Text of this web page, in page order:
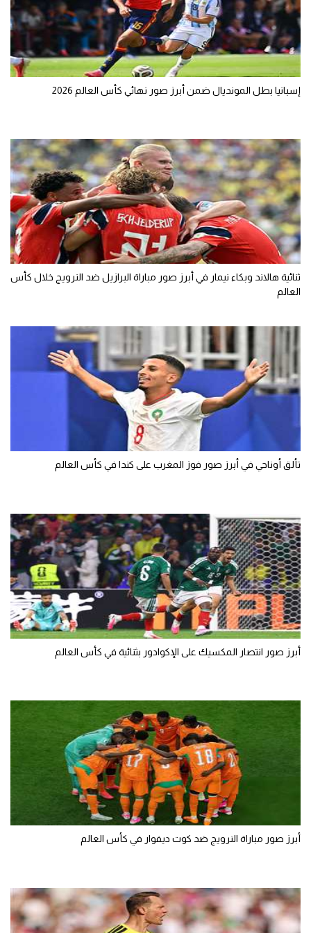
تحليل في الجول
حكايات في الجول
كويز في الجول
إسبانيا بطل المونديال ضمن أبرز صور نهائي كأس العالم 2026
ثنائية هالاند وبكاء نيمار في أبرز صور مباراة البرازيل ضد النرويج خلال كأس
العالم
تألق أوناحي في أبرز صور فوز المغرب على كندا في كأس العالم
أبرز صور انتصار المكسيك على الإكوادور بثنائية في كأس العالم
أبرز صور مباراة النرويج ضد كوت ديفوار في كأس العالم